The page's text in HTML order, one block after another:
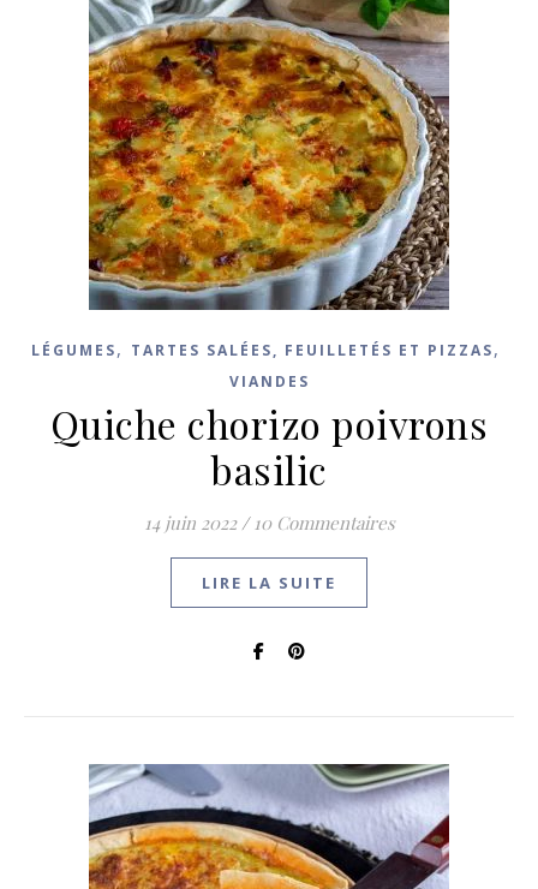
LÉGUMES, TARTES SALÉES, FEUILLETÉS ET PIZZAS,
VIANDES
Quiche chorizo poivrons
basilic
14 juin 2022 / 10 Commentaires
LIRE LA SUITE